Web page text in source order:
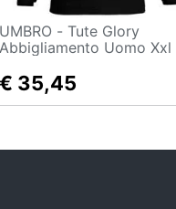
UMBRO - Tute Glory
Abbigliamento Uomo Xxl
€ 35,45